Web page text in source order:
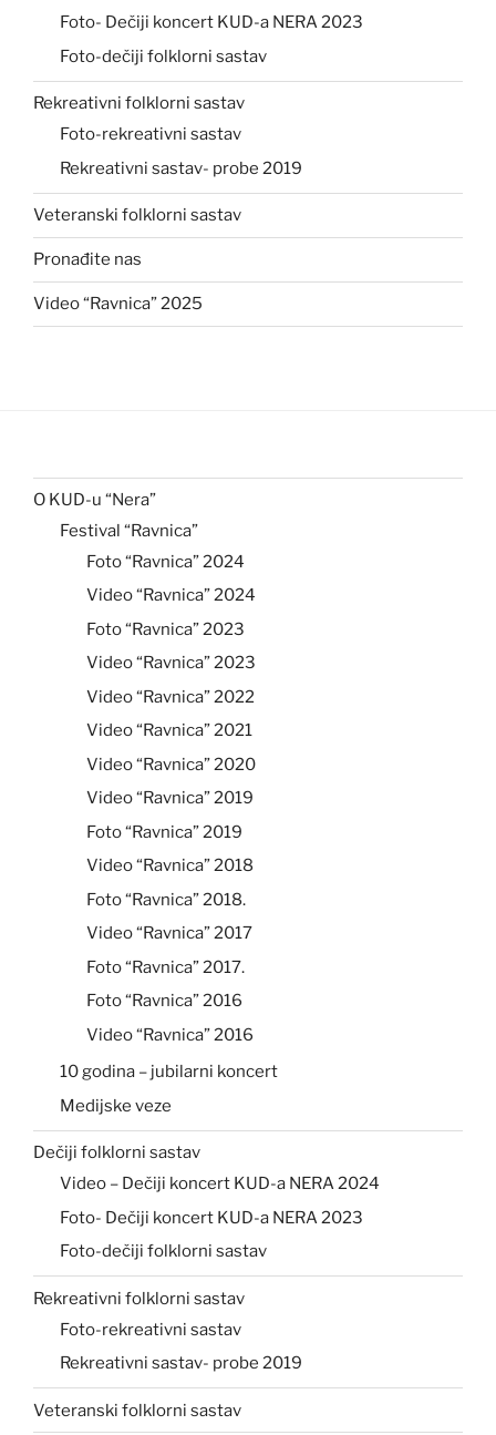
Foto- Dečiji koncert KUD-a NERA 2023
Foto-dečiji folklorni sastav
Rekreativni folklorni sastav
Foto-rekreativni sastav
Rekreativni sastav- probe 2019
Veteranski folklorni sastav
Pronađite nas
Video “Ravnica” 2025
O KUD-u “Nera”
Festival “Ravnica”
Foto “Ravnica” 2024
Video “Ravnica” 2024
Foto “Ravnica” 2023
Video “Ravnica” 2023
Video “Ravnica” 2022
Video “Ravnica” 2021
Video “Ravnica” 2020
Video “Ravnica” 2019
Foto “Ravnica” 2019
Video “Ravnica” 2018
Foto “Ravnica” 2018.
Video “Ravnica” 2017
Foto “Ravnica” 2017.
Foto “Ravnica” 2016
Video “Ravnica” 2016
10 godina – jubilarni koncert
Medijske veze
Dečiji folklorni sastav
Video – Dečiji koncert KUD-a NERA 2024
Foto- Dečiji koncert KUD-a NERA 2023
Foto-dečiji folklorni sastav
Rekreativni folklorni sastav
Foto-rekreativni sastav
Rekreativni sastav- probe 2019
Veteranski folklorni sastav